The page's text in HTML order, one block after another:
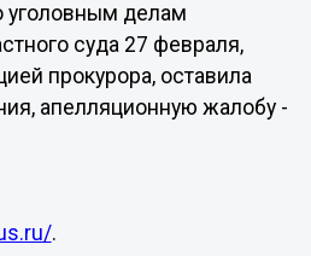
уголовным делам
суда 27 февраля,
прокурора, оставила
апелляционную жалобу -
.